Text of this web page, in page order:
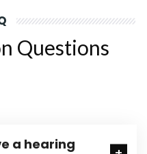
Questions
a hearing